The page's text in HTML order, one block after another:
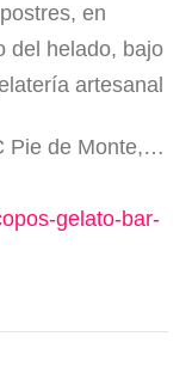
en
del helado, bajo
artesanal
Edo. Mérida. Venezuela
gelato-bar-